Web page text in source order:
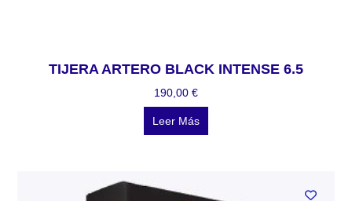
TIJERA ARTERO BLACK INTENSE 6.5
190,00 €
Leer Más